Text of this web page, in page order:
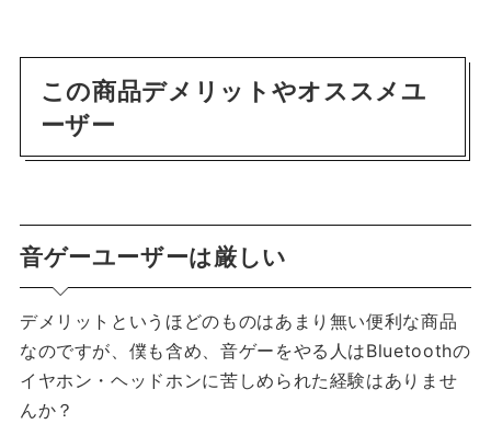
この商品デメリットやオススメユ
ーザー
音ゲーユーザーは厳しい
デメリットというほどのものはあまり無い便利な商品
なのですが、僕も含め、音ゲーをやる人はBluetoothの
イヤホン・ヘッドホンに苦しめられた経験はありませ
んか？